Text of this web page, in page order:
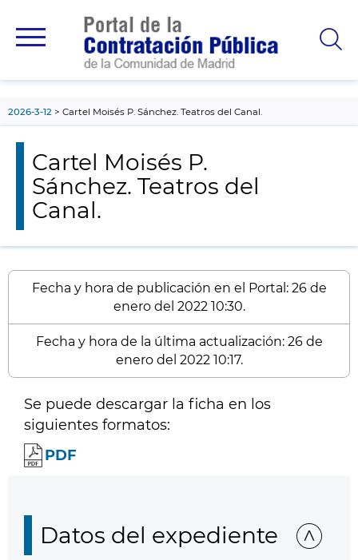
principal
2026-3-12 Cartel Moisés P. Sánchez. Teatros del Canal.
Cartel Moisés P.
Sánchez. Teatros del
Canal.
Fecha y hora de publicación en el Portal: 26 de
enero del 2022 10:30.
Fecha y hora de la última actualización: 26 de
enero del 2022 10:17.
Se puede descargar la ficha en los
siguientes formatos:
PDF
Datos del expediente